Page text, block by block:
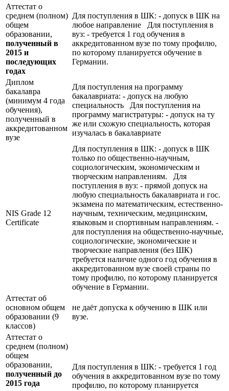
Аттестат о
среднем (полном)
общем
образовании,
полученный в
2015 и
последующих
годах
Для поступления в ШК: - допуск в ШК на
любое направление Для поступления в
вуз: - требуется 1 год обучения в
аккредитованном вузе по тому профилю,
по которому планируется обучение в
Германии.
Диплом
бакалавра
(минимум 4 года
обучения),
полученный в
аккредитованном
вузе
Для поступления на программу
бакалавриата: - допуск на любую
специальность Для поступления на
программу магистратуры: - допуск на ту
же или схожую специальность, которая
изучалась в бакалавриате
NIS Grade 12
Certificate
Для поступления в ШК: - допуск в ШК
только по общественно-научным,
социологическим, экономическим и
творческим направлениям. Для
поступления в вуз: - прямой допуск на
любую специальность бакалавриата и гос.
экзамена по математическим, естественно-
научным, техническим, медицинским,
языковым и спортивным направлениям. -
для поступления на общественно-научные,
социологические, экономические и
творческие направления (без ШК)
требуется наличие одного год обучения в
аккредитованном вузе своей страны по
тому профилю, по которому планируется
обучение в Германии.
Аттестат об
основном общем
образовании (9
классов)
не даёт допуска к обучению в ШК или
вузе.
Аттестат о
среднем (полном)
общем
образовании,
полученный до
2015 года
Для поступления в ШК: - требуется 1 год
обучения в аккредитованном вузе по тому
профилю, по которому планируется